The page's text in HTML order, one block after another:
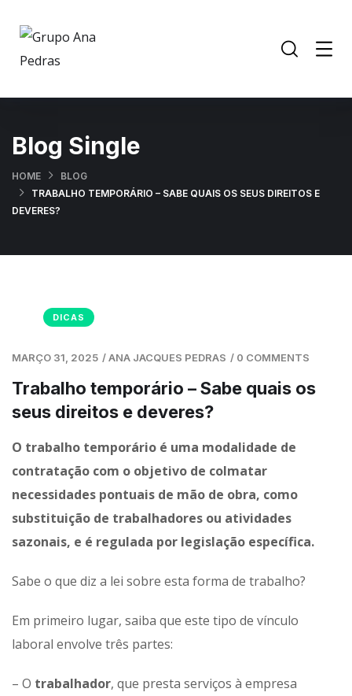
Blog Single
HOME
BLOG
TRABALHO TEMPORÁRIO – SABE QUAIS OS SEUS DIREITOS E
DEVERES?
DICAS
MARÇO 31, 2025 /ANA JACQUES PEDRAS / 0 COMMENTS
Trabalho temporário – Sabe quais os
seus direitos e deveres?
O trabalho temporário é uma modalidade de
contratação com o objetivo de colmatar
necessidades pontuais de mão de obra, como
substituição de trabalhadores ou atividades
sazonais, e é regulada por legislação específica.
Sabe o que diz a lei sobre esta forma de trabalho?
Em primeiro lugar, saiba que este tipo de vínculo
laboral envolve três partes:
– O trabalhador, que presta serviços à empresa